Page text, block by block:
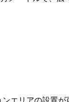
エリアの設置が